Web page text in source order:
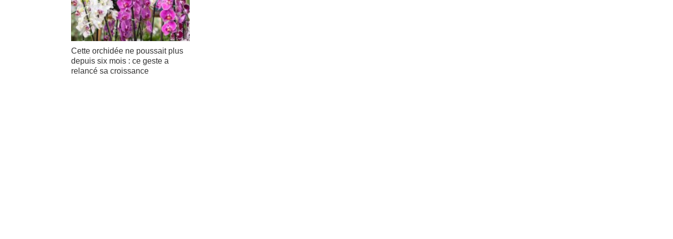
Cette orchidée ne poussait plus
depuis six mois : ce geste a
relancé sa croissance